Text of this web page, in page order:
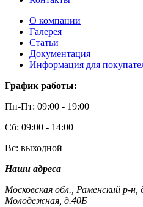
О компании
Галерея
Статьи
Документация
Информация для
График работы:
Пн-Пт: 09:00 - 19:00
Сб: 09:00 - 14:00
Вс: выходной
Наши адреса
Московская обл., Раменский р-
Молодежная, д.40Б